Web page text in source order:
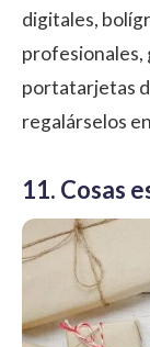
digitales,
profesionales,
portatarjetas
regalárselos
11. Cosas